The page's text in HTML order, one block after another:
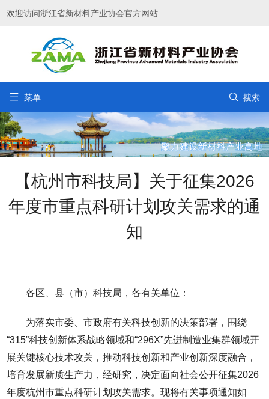
欢迎访问浙江省新材料产业协会官方网站
 菜单  搜索
【杭州市科技局】关于征集2026
年度市重点科研计划攻关需求的通
知
各区、县（市）科技局，各有关单位：
为落实市委、市政府有关科技创新的决策部署，围绕
“315”科技创新体系战略领域和“296X”先进制造业集群领域开
展关键核心技术攻关，推动科技创新和产业创新深度融合，
培育发展新质生产力，经研究，决定面向社会公开征集2026
年度杭州市重点科研计划攻关需求。现将有关事项通知如